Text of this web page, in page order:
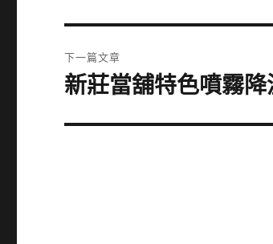
篇
文
章:
下一篇文章
下
篇
新莊當舖特色噴霧